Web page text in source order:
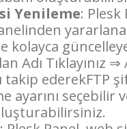
Yenileme: Plesk
kolayca
Adı Tıklayınız
takip ederekFTP
ayarını seçebilir